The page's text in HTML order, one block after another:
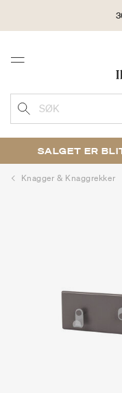
Menu
SØK
SALGET ER
Knagger & Knaggrekker